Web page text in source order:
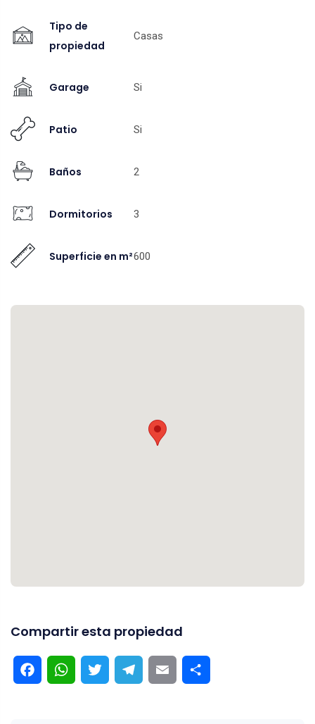
Tipo de
propiedad
Casas
Garage Si
Patio Si
Baños 2
Dormitorios 3
Superficie en m²600
Compartir esta propiedad
FacebookWhatsAppTwitter TelegramEmail